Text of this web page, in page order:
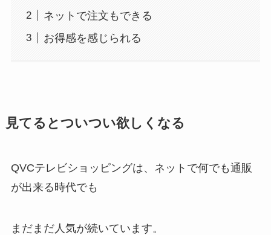
ネットで注文もできる
お得感を感じられる
見てるとついつい欲しくなる
QVCテレビショッピングは、ネットで何でも通販
が出来る時代でも
まだまだ人気が続いています。